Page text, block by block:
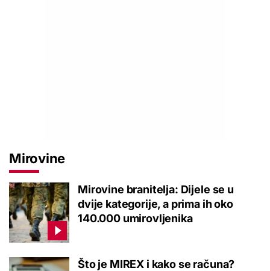
Mirovine
Mirovine branitelja: Dijele se u
dvije kategorije, a prima ih oko
140.000 umirovljenika
Što je MIREX i kako se računa?